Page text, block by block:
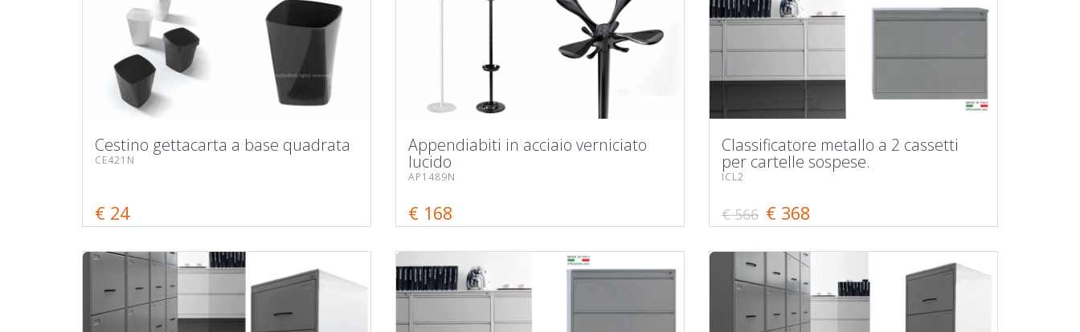
Cestino gettacarta a base quadrata
CE421N
€ 24
Appendiabiti in acciaio verniciato
lucido
AP1489N
€ 168
Classificatore metallo a 2 cassetti
per cartelle sospese.
ICL2
€ 566 € 368